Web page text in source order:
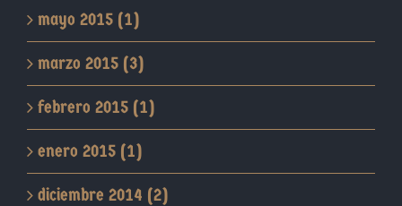
mayo 2015 (1)
marzo 2015 (3)
febrero 2015 (1)
enero 2015 (1)
diciembre 2014 (2)